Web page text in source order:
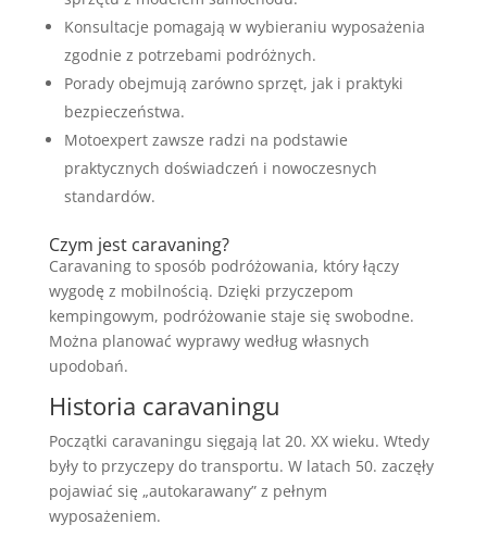
Konsultacje pomagają w wybieraniu wyposażenia
zgodnie z potrzebami podróżnych.
Porady obejmują zarówno sprzęt, jak i praktyki
bezpieczeństwa.
Motoexpert zawsze radzi na podstawie
praktycznych doświadczeń i nowoczesnych
standardów.
Czym jest caravaning?
Caravaning to sposób podróżowania, który łączy
wygodę z mobilnością. Dzięki przyczepom
kempingowym, podróżowanie staje się swobodne.
Można planować wyprawy według własnych
upodobań.
Historia caravaningu
Początki caravaningu sięgają lat 20. XX wieku. Wtedy
były to przyczepy do transportu. W latach 50. zaczęły
pojawiać się „autokarawany” z pełnym
wyposażeniem.